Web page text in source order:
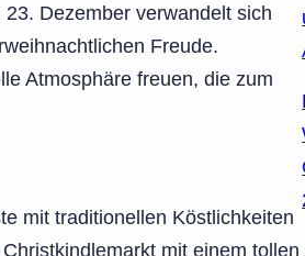
Dezember verwandelt sich
Freude.
Atmosphäre freuen, die zum
mit traditionellen Köstlichkeiten
mit einem tollen